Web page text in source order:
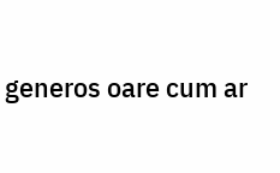
oare cum ar